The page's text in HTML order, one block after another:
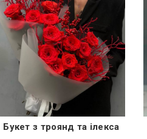
ШВИДКА ПОКУПКА
Букет з троянд та ілекса